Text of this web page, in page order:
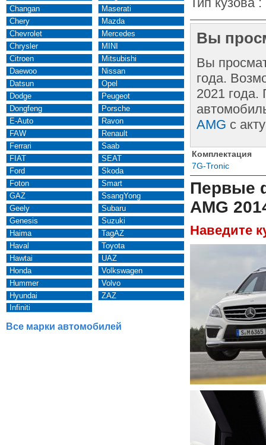
Changan
Chery
Chevrolet
Chrysler
Citroen
Daewoo
Datsun
Dodge
Dongfeng
E-Auto
FAW
Ferrari
FIAT
Ford
Foton
GAZ
Geely
Genesis
Haima
Haval
Hawtai
Honda
Hummer
Hyundai
Infiniti
Maserati
Mazda
Mercedes
MINI
Mitsubishi
Nissan
Opel
Peugeot
Porsche
Ravon
Renault
Saab
SEAT
Skoda
Smart
SsangYong
Subaru
Suzuki
TagAZ
Toyota
UAZ
Volkswagen
Volvo
ZAZ
Все марки автомобилей
Вы
Вы
года.
2021 года.
AMG с
Комплектация
7G-Tronic
Первые
AMG
Наведите